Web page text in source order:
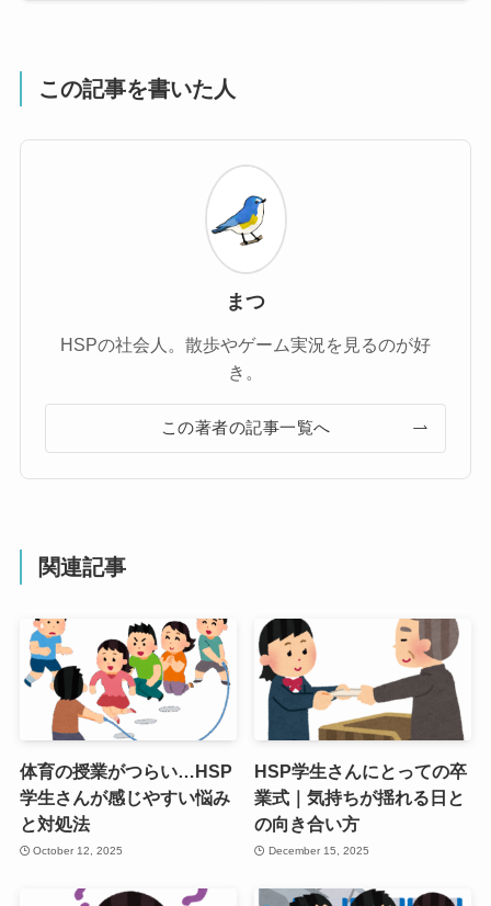
この記事を書いた人
まつ
HSPの社会人。散歩やゲーム実況を見るのが好
き。
この著者の記事一覧へ
関連記事
体育の授業がつらい…HSP
学生さんが感じやすい悩み
と対処法
October 12, 2025
HSP学生さんにとっての卒
業式｜気持ちが揺れる日と
の向き合い方
December 15, 2025